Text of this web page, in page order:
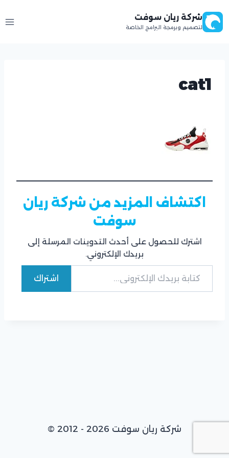
إلى
المحتوى
شركة ريان سوفت
لتصميم وبرمجة البرامج الخاصة
cat1
اكتشاف المزيد من شركة ريان
سوفت
اشترك للحصول على أحدث التدوينات المرسلة إلى
بريدك الإلكتروني.
كتابة بريدك الإلكتروني...
اشتراك
© 2012 - 2026 شركة ريان سوفت